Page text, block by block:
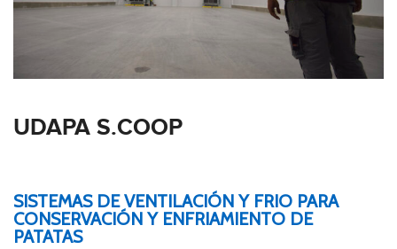
UDAPA S.COOP
SISTEMAS DE VENTILACIÓN Y FRIO PARA
CONSERVACIÓN Y ENFRIAMIENTO DE
PATATAS